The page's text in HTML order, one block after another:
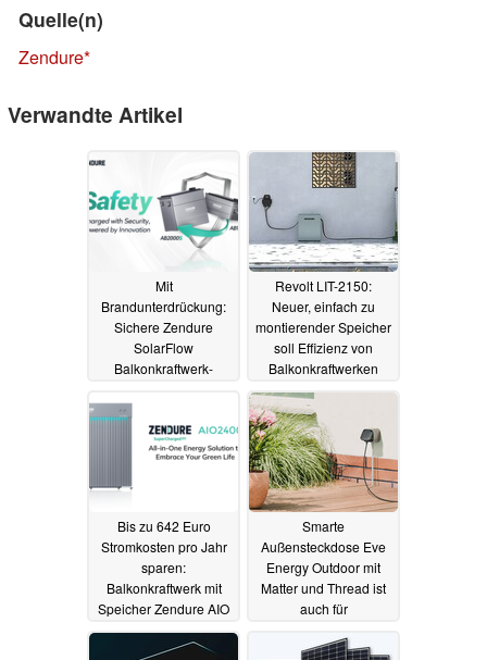
Quelle(n)
Zendure
Verwandte Artikel
Mit
Brandunterdrückung:
Sichere Zendure
SolarFlow
Balkonkraftwerk-
und AB2000S starten
mit Rabatt21.08.2024
Revolt LIT-2150:
Neuer, einfach zu
montierender Speicher
soll Effizienz von
Balkonkraftwerken
erhöhen25.04.2024
Bis zu 642 Euro
Stromkosten pro Jahr
sparen:
Balkonkraftwerk mit
Speicher Zendure AIO
2400 startet mit sattem
Rabatt (Ad)01.03.2024
Smarte
Außensteckdose Eve
Energy Outdoor mit
Matter und Thread ist
auch für
interessant01.03.2024